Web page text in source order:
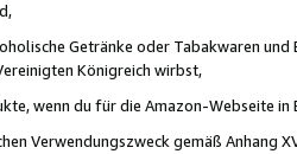
Getränke oder Tabakwaren
Königreich wirbst,
wenn du für die Amazon-Webseite in
Verwendungszweck gemäß Anhang